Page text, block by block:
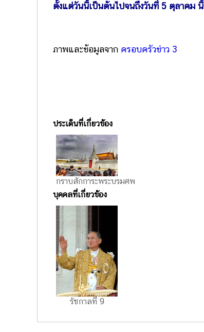
ตั้งแต่วันนี้เป็นต้นไปจนถึงวันที่ 5 ตุลาคม นี้
ภาพและข้อมูลจาก ครอบครัวข่าว 3
ประเด็นที่เกี่ยวข้อง
กราบสักการะพระบรมศพ
บุคคลที่เกี่ยวข้อง
รัชกาลที่ 9